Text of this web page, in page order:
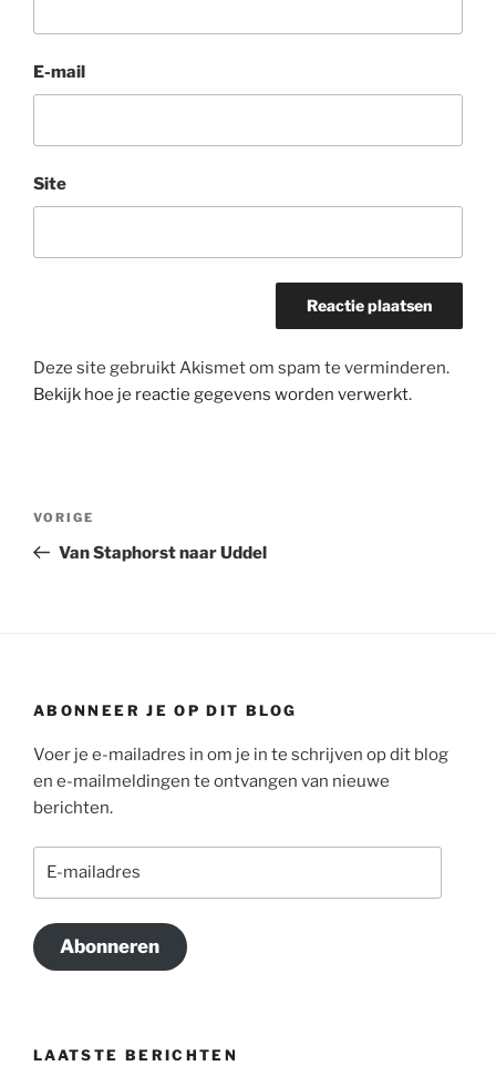
E-mail
Site
Deze site gebruikt Akismet om spam te verminderen.
Bekijk hoe je reactie gegevens worden verwerkt.
Vorig
bericht
VORIGE
Van Staphorst naar Uddel
ABONNEER JE OP DIT BLOG
Voer je e-mailadres in om je in te schrijven op dit blog
en e-mailmeldingen te ontvangen van nieuwe
berichten.
Abonneren
LAATSTE BERICHTEN